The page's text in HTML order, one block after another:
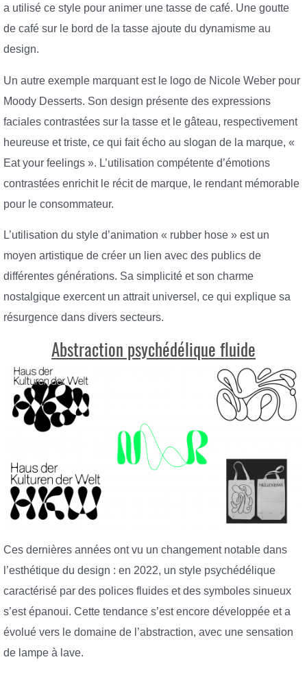
a utilisé ce style pour animer une tasse de café. Une goutte
de café sur le bord de la tasse ajoute du dynamisme au
design.
Un autre exemple marquant est le logo de Nicole Weber pour
Moody Desserts. Son design présente des expressions
faciales contrastées sur la tasse et le gâteau, respectivement
heureuse et triste, ce qui fait écho au slogan de la marque, «
Eat your feelings ». L’utilisation compétente d’émotions
contrastées enrichit le récit de marque, le rendant mémorable
pour le consommateur.
L’utilisation du style d’animation « rubber hose » est un
moyen artistique de créer un lien avec des publics de
différentes générations. Sa simplicité et son charme
nostalgique exercent un attrait universel, ce qui explique sa
résurgence dans divers secteurs.
Abstraction psychédélique fluide
Ces dernières années ont vu un changement notable dans
l’esthétique du design : en 2022, un style psychédélique
caractérisé par des polices fluides et des symboles sinueux
s’est épanoui. Cette tendance s’est encore développée et a
évolué vers le domaine de l’abstraction, avec une sensation
de lampe à lave.